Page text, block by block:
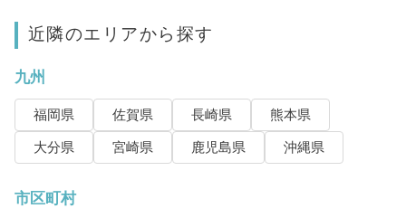
近隣のエリアから探す
九州
福岡県 佐賀県 長崎県
熊本県
大分県
宮崎県 鹿児島県 沖縄県
市区町村